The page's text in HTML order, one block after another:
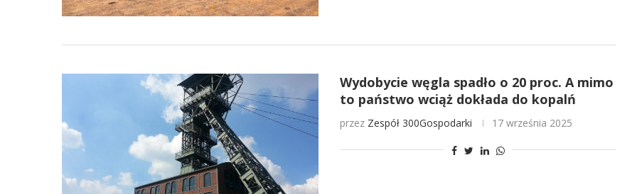
Wydobycie węgla spadło o 20 proc. A mimo
to państwo wciąż dokłada do kopalń
przez Zespół 300Gospodarki 17 września 2025